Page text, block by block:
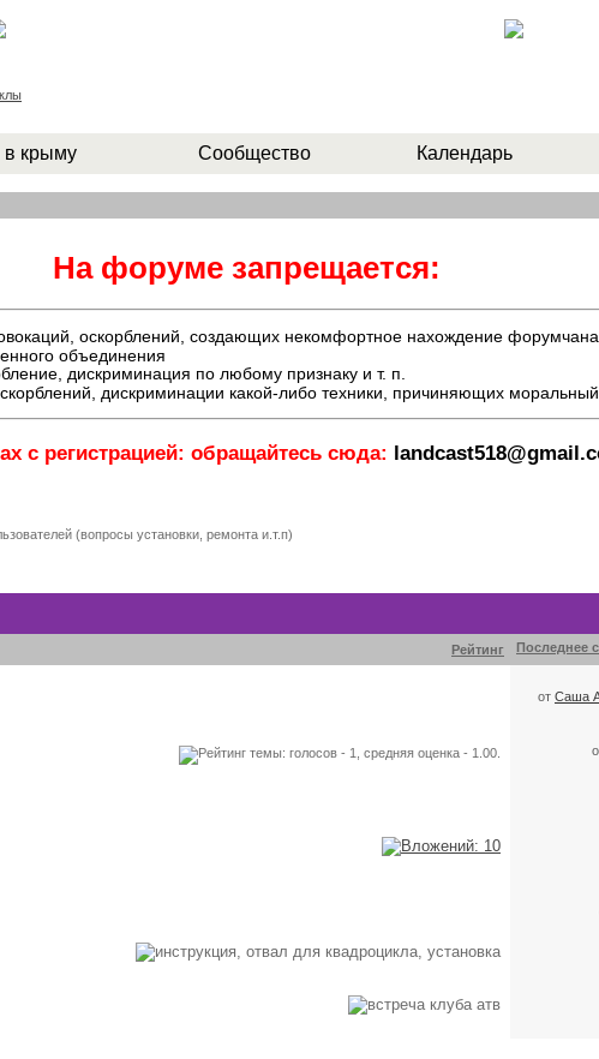
крыму Сообщество Календарь
На форуме запрещается:
оскорблений, создающих некомфортное нахождение
объединения
дискриминация по любому признаку и т. п.
дискриминации какой-либо техники, причиняющих
с регистрацией: обращайтесь сюда:
(вопросы установки, ремонта и.т.п)
Рейтинг Последнее
от Саша